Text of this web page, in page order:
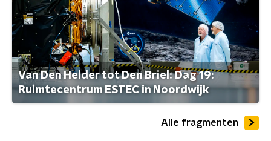
Van Den Helder tot Den Briel: Dag 19:
Ruimtecentrum ESTEC in Noordwijk
Alle fragmenten